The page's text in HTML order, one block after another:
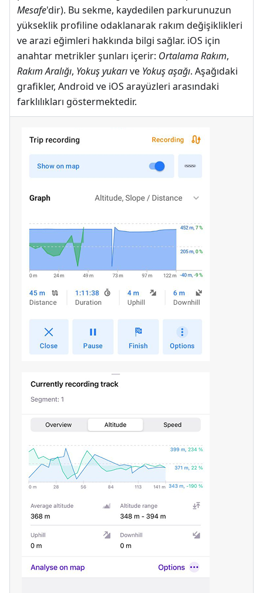
Mesafe'dir). Bu sekme, kaydedilen parkurunuzun
yükseklik profiline odaklanarak rakım değişiklikleri
ve arazi eğimleri hakkında bilgi sağlar. iOS için
anahtar metrikler şunları içerir: Ortalama Rakım,
Rakım Aralığı, Yokuş yukarıve Yokuş aşağı. Aşağıdaki
grafikler, Android ve iOS arayüzleri arasındaki
farklılıkları göstermektedir.